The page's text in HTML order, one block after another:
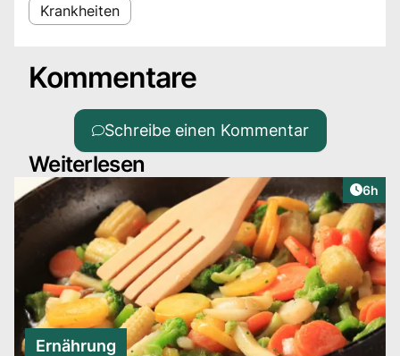
Krankheiten
Kommentare
Schreibe einen Kommentar
Weiterlesen
6h
Ernährung